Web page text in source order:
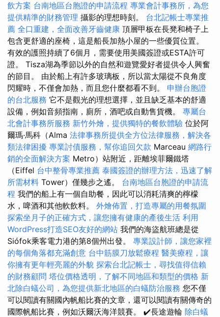
飲方案 台南地區台胞證的申請流程 專業會計事務所，為您
提供精準的財務管理 攝影的理想時刻。 台北記帳士專業推
薦 全口重建，全面改善牙齒健康 頂層甲板在長凳和椅子上
包含更舒適的座椅，這是船長加熱小屋的一些優質位置。
有效的護照持續了6個月，需要使用美國簽證或ESTA許可
證。 Tisza湖為季節以外的自然和遊覽愛好者提供令人興奮
的節目。 由於船上有許多玻璃板，所以當太陽從不良角度
閃耀時，不僅會加熱，而且您什麼都看不到。 申辦台胞證
的台北服務 它不是觀光的理想選擇，並且缺乏基本的舒適
設備，例如音頻指南，廁所，酒吧或自動售貨機。 專屬台
北會計事務所服務 新竹外燴，提供獨特的餐飲體驗 位於阿
爾瑪·馬科（Alma 法律事務所提供全方位法律服務，解決各
類法律困擾 專業討債服務，幫你追回欠款 Marceau 網路行
銷的全面解決方案 Metro）站附近，距離埃菲爾鐵塔
（Eiffel 台中整骨專業推薦 泰國簽證的辦理方法，迅速了解
所需材料 Tower）僅幾步之遙。 台南地區台胞證的申請流
程 我們的船上有一個自助餐，因此可以消耗清爽的檸檬
水，啤酒和其他軟飲料。 外燴佈置，打造專屬的用餐氛圍
探索坐月子的正確方式，讓您擁有健康的產後生活 利用
WordPress打造SEO友好的網站 我們的海盜航班總是從
Siófok乘客電力港的第8個州出發。 專業設計師，讓您家裡
的每個角落都充滿創意 台中筋膜刀放鬆療程 醫美療程，讓
你擁有更年輕亮麗的外貌 探索台北記帳士，尋找值得信賴
的財務顧問 塔位價格透明，了解不同地區和類型的價格 新
北除白蟻公司，為您提供新北地區的白蟻防治服務 您不僅
可以閱讀有關國內帆船比賽的文章，還可以閱讀有關傳奇的
國際帆船比賽，例如沃爾沃海洋競賽。 ✔️長途遊輪 除白蟻